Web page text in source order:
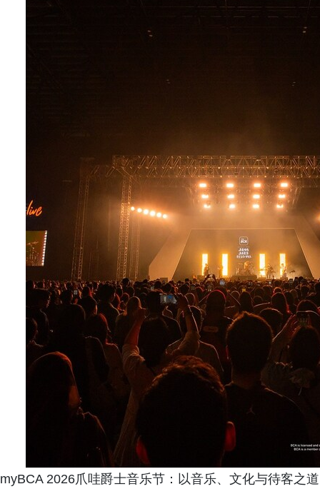
myBCA 2026爪哇爵士音乐节：以音乐、文化与待客之